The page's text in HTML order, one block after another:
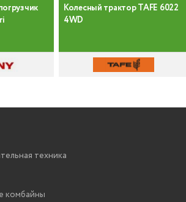
Колесный трактор TAFE 6022
4WD
техника
комбайны